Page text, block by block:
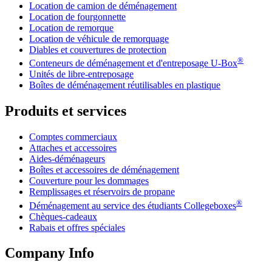
Location de camion de déménagement
Location de fourgonnette
Location de remorque
Location de véhicule de remorquage
Diables et couvertures de protection
Conteneurs de déménagement et d'entreposage U-Box®
Unités de libre-entreposage
Boîtes de déménagement réutilisables en plastique
Produits et services
Comptes commerciaux
Attaches et accessoires
Aides-déménageurs
Boîtes et accessoires de déménagement
Couverture pour les dommages
Remplissages et réservoirs de propane
Déménagement au service des étudiants Collegeboxes®
Chèques-cadeaux
Rabais et offres spéciales
Company Info